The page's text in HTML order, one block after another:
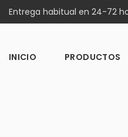
Entrega habitual en 24-72
INICIO PRODUCTOS